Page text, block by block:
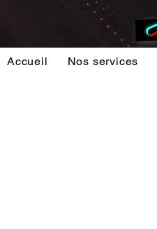
Accueil Nos services